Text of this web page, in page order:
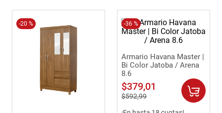
-20 % -36 %
Armario Havana Master |
Bi Color Jatoba / Arena
8.6
$379,01
$592,99